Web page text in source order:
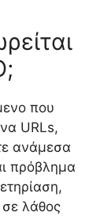
που
URLs,
ανάμεσα
πρόβλημα
λάθος